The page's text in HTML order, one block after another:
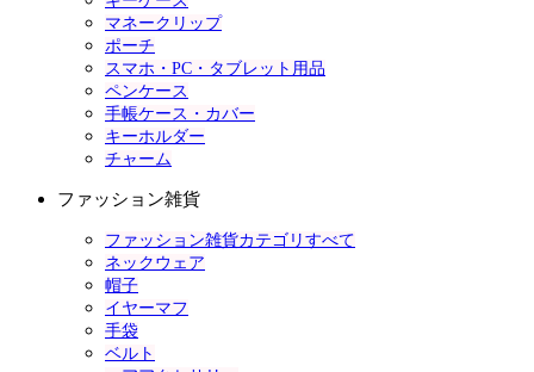
マネークリップ
ポーチ
スマホ・PC・タブレット用品
ペンケース
手帳ケース・カバー
キーホルダー
チャーム
ファッション雑貨
ファッション雑貨カテゴリすべて
ネックウェア
帽子
イヤーマフ
手袋
ベルト